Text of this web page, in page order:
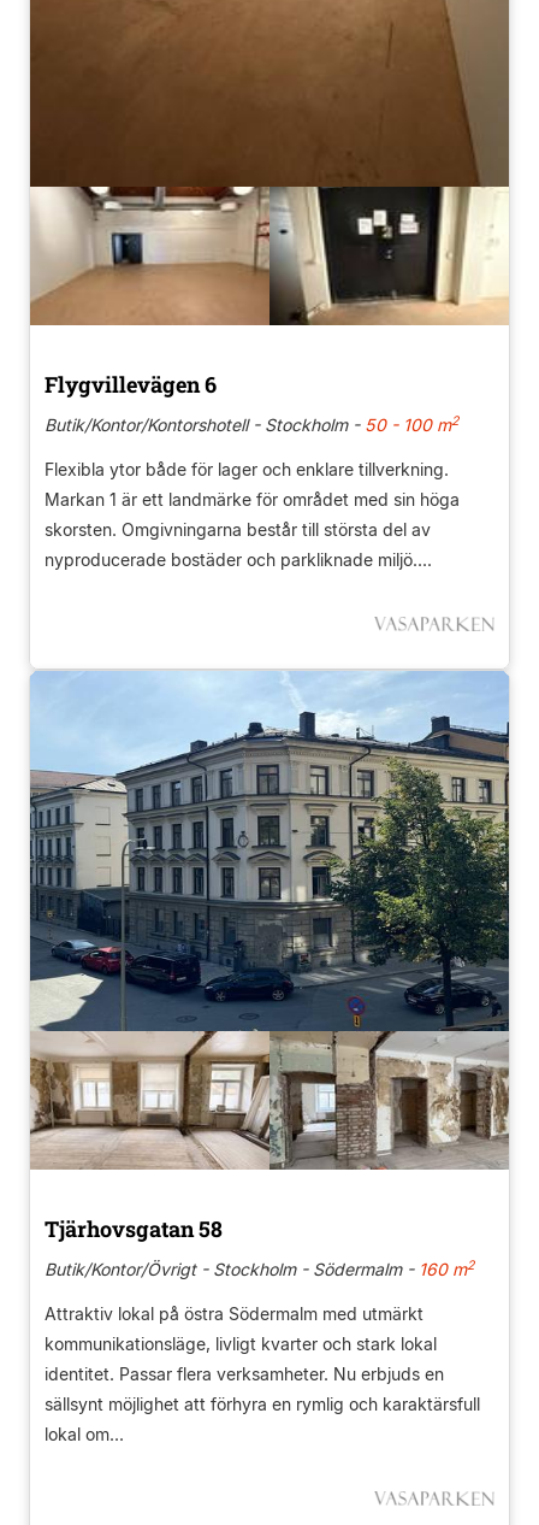
Flygvillevägen 6
Butik/Kontor/Kontorshotell - Stockholm -50 - 100 m2
Flexibla ytor både för lager och enklare tillverkning.
Markan 1 är ett landmärke för området med sin höga
skorsten. Omgivningarna består till största del av
nyproducerade bostäder och parkliknade miljö....
Tjärhovsgatan 58
Butik/Kontor/Övrigt - Stockholm - Södermalm -160 m2
Attraktiv lokal på östra Södermalm med utmärkt
kommunikationsläge, livligt kvarter och stark lokal
identitet. Passar flera verksamheter. Nu erbjuds en
sällsynt möjlighet att förhyra en rymlig och karaktärsfull
lokal om...